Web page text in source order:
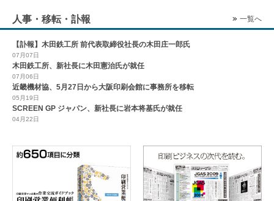
人事・移転・訃報 一覧へ
【訃報】木田鉄工所 前代表取締役社長の木田庄一郎氏
07月07日
木田鉄工所、新社長に木田憲治氏が就任
07月06日
近畿機材協、5月27日から大阪印刷会館に事務所を移転
05月19日
SCREEN GP ジャパン、新社長に岩本将基氏が就任
04月22日